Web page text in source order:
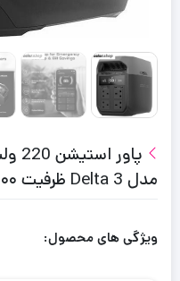
مدل Delta 3 ظرفیت ۸۵۰۰۰ میلی آمپر ۱۸۰۰ وات
ویژگی های محصول: